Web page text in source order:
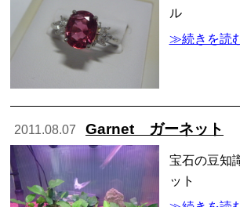
ル
≫続きを読
2011.08.07 Garnet ガーネット
宝石の豆知
ット